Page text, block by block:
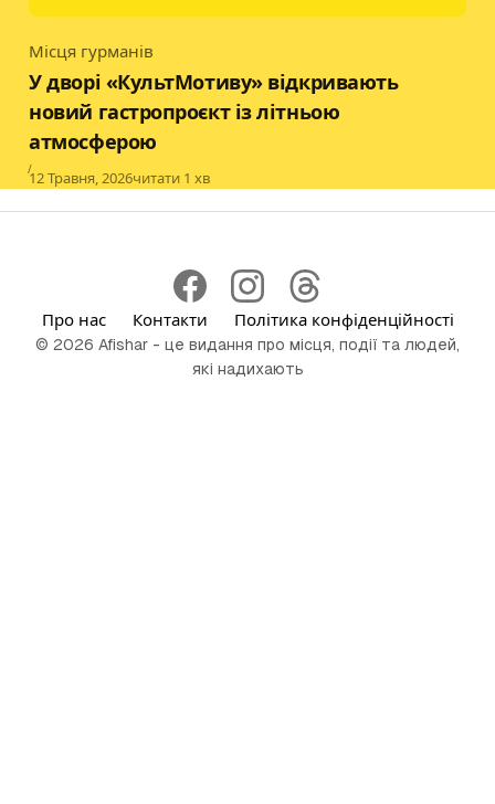
Category
Місця гурманів
У дворі «КультМотиву» відкривають
новий гастропроєкт із літньою
атмосферою
Published
12 Травня, 2026читати 1 хв
Про нас Контакти Політика конфіденційності
© 2026 Afishar - це видання про місця, події та людей,
які надихають